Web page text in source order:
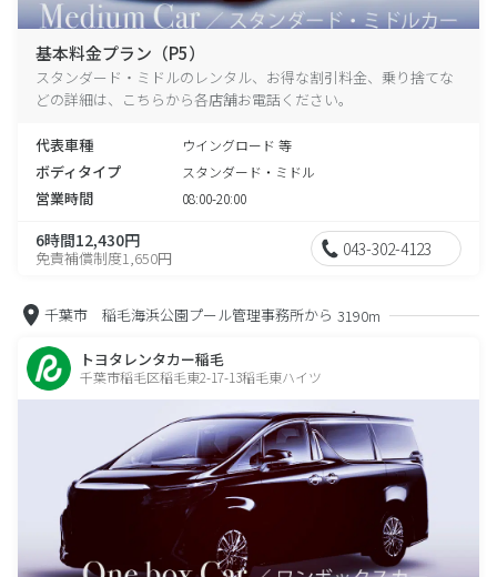
基本料金プラン（P5）
スタンダード・ミドルのレンタル、お得な割引料金、乗り捨てな
どの詳細は、こちらから各店舗お電話ください。
代表車種 ウイングロード 等
ボディタイプ スタンダード・ミドル
営業時間 08:00-20:00
6時間12,430円
免責補償制度1,650円 043-302-4123
千葉市 稲毛海浜公園プール管理事務所から 3190m
トヨタレンタカー稲毛
千葉市稲毛区稲毛東2-17-13稲毛東ハイツ